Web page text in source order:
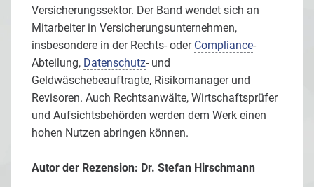
Versicherungssektor. Der Band wendet sich an
Mitarbeiter in Versicherungsunternehmen,
insbesondere in der Rechts- oder Compliance-
Abteilung, Datenschutz- und
Geldwäschebeauftragte, Risikomanager und
Revisoren. Auch Rechtsanwälte, Wirtschaftsprüfer
und Aufsichtsbehörden werden dem Werk einen
hohen Nutzen abringen können.
Autor der Rezension: Dr. Stefan Hirschmann